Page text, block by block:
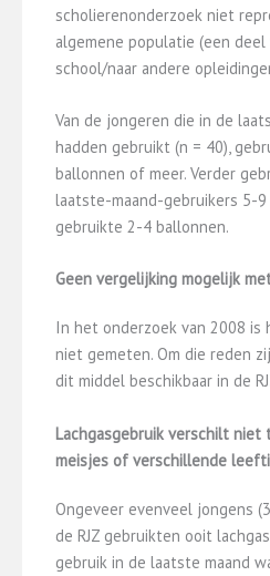
scholierenonderzoek niet
algemene populatie (een deel
school/naar andere
Van de jongeren die in de
hadden gebruikt (n = 40),
ballonnen of meer. Verder
laatste-maand-gebruikers 5-
gebruikte 2-4 ballonnen.
Geen vergelijking mogelijk
In het onderzoek van 2008 is
niet gemeten. Om die reden
dit middel beschikbaar in de
Lachgasgebruik verschilt niet
meisjes of verschillende
Ongeveer evenveel jongens
de RJZ gebruikten ooit
gebruik in de laatste maand